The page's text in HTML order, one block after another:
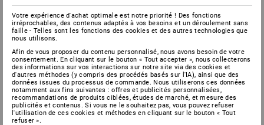
Votre expérience d'achat optimale est notre priorité ! Des fonctions
irréprochables, des contenus adaptés à vos besoins et un déroulement sans
faille - Telles sont les fonctions des cookies et des autres technologies que
nous utilisons.
Afin de vous proposer du contenu personnalisé, nous avons besoin de votre
consentement. En cliquant sur le bouton « Tout accepter », nous collecterons
des informations sur vos interactions sur notre site via des cookies et
d'autres méthodes (y compris des procédés basés sur l'IA), ainsi que des
données issues du processus de commande. Nous utiliserons ces données
notamment aux fins suivantes : offres et publicités personnalisées,
recommandations de produits ciblées, études de marché, et mesure des
publicités et contenus. Si vous ne le souhaitez pas, vous pouvez refuser
l'utilisation de ces cookies et méthodes en cliquant sur le bouton « Tout
refuser ».